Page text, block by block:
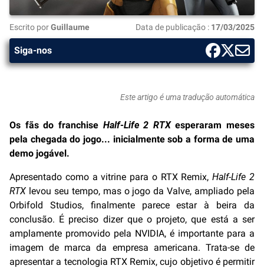
Escrito porGuillaume Data de publicação : 17/03/2025
Siga-nos
Este artigo é uma tradução automática
Os fãs do franchise Half-Life 2 RTXesperaram meses
pela chegada do jogo... inicialmente sob a forma de uma
demo jogável.
Apresentado como a vitrine para o RTX Remix,Half-Life 2
RTX levou seu tempo, mas o jogo da Valve, ampliado pela
Orbifold Studios, finalmente parece estar à beira da
conclusão. É preciso dizer que o projeto, que está a ser
amplamente promovido pela NVIDIA, é importante para a
imagem de marca da empresa americana. Trata-se de
apresentar a tecnologia RTX Remix, cujo objetivo é permitir